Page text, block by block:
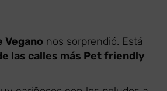
Vegano nos sorprendió. Está
las calles más Pet friendly